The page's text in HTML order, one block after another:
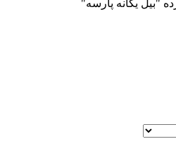
"بیل یگانه پارسه"